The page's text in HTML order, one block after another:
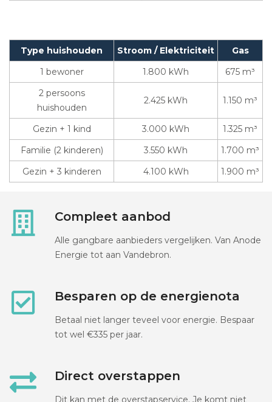
Type huishouden Stroom / Elektriciteit
Gas
1 bewoner
1.800 kWh
675 m³
2 persoons
huishouden
2.425 kWh 1.150 m³
Gezin + 1 kind 3.000 kWh
1.325 m³
Familie (2 kinderen)
3.550 kWh
1.700 m³
Gezin + 3 kinderen
4.100 kWh 1.900 m³
Compleet aanbod
Alle gangbare aanbieders vergelijken. Van Anode
Energie tot aan Vandebron.
Besparen op de energienota
Betaal niet langer teveel voor energie. Bespaar
tot wel €335 per jaar.
Direct overstappen